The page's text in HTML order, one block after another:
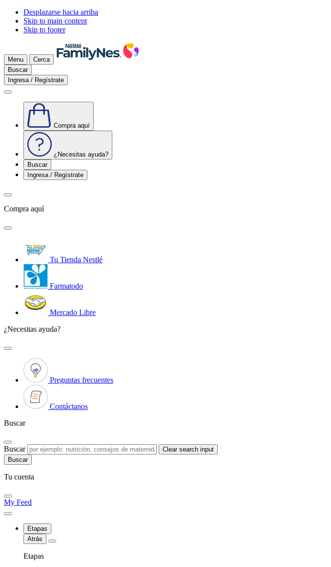
Desplazarse hacia arriba
Skip to main content
Skip to footer
Menu
Cerca
Buscar
Ingresa / Regístrate
Compra aquí
¿Necesitas ayuda?
Buscar
Ingresa / Regístrate
Compra aquí
Tu Tienda Nestlé
Farmatodo
Mercado Libre
¿Necesitas ayuda?
Preguntas frecuentes
Contáctanos
Buscar
Buscar Clear search input
Tu cuenta
My Feed
Etapas
Atrás
Etapas